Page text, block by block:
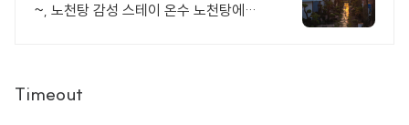
~, 노천탕 감성 스테이 온수 노천탕에서
Timeout